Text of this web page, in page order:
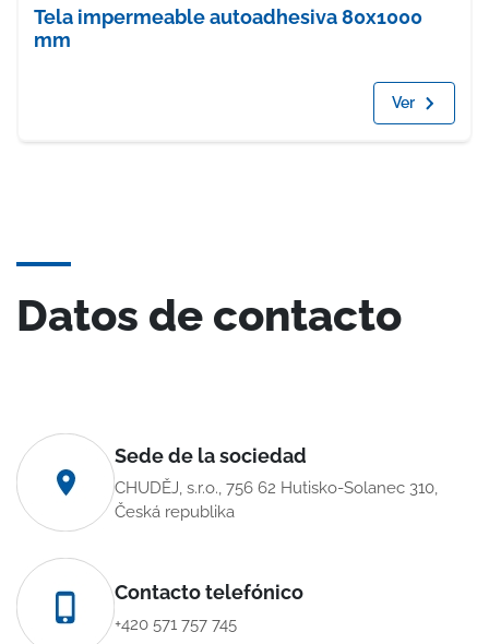
Tela impermeable autoadhesiva 80x1000
mm
Ver
Datos de contacto
Sede de la sociedad
CHUDĚJ, s.r.o., 756 62 Hutisko-Solanec 310,
Česká republika
Contacto telefónico
+420 571 757 745